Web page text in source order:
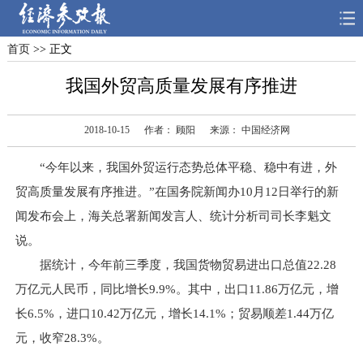
首页 深度 思想
首页 >> 正文
我国外贸高质量发展有序推进
2018-10-15 作者： 顾阳 来源： 中国经济网
“今年以来，我国外贸运行态势总体平稳、稳中有进，外
贸高质量发展有序推进。”在国务院新闻办10月12日举行的新
闻发布会上，海关总署新闻发言人、统计分析司司长李魁文
说。
据统计，今年前三季度，我国货物贸易进出口总值22.28
万亿元人民币，同比增长9.9%。其中，出口11.86万亿元，增
长6.5%，进口10.42万亿元，增长14.1%；贸易顺差1.44万亿
元，收窄28.3%。